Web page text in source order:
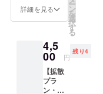
限定で
こちら
せてい
ただき
ます。
受注生
産で
す。 サ
詳細を見る ー
ン
を
選
択
す
る
4,5
00 円
残り4
【拡散
プラ
ン・シ